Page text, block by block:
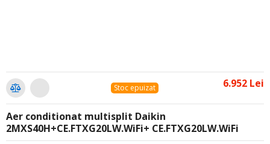
Stoc epuizat 6.952 Lei
Aer conditionat multisplit Daikin
2MXS40H+CE.FTXG20LW.WiFi+ CE.FTXG20LW.WiFi